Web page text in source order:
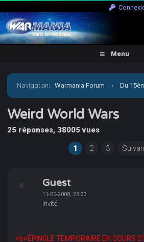
Menu
Navigation:Warmania Forum › Du
› Moderne - Imaginaire › Weird
Weird World Wars
25 réponses, 38005 vues
1
2 3
Guest
11-06-2008, 23:33
Invité
<b>ÉPINGLÉ TEMPORAIRE EN COURS